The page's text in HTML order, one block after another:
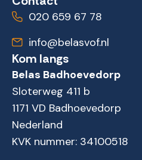
020 659 67 78
info@belasvof.nl
Kom langs
Belas Badhoevedorp
Sloterweg 411 b
1171 VD Badhoevedorp
Nederland
KVK nummer: 34100518